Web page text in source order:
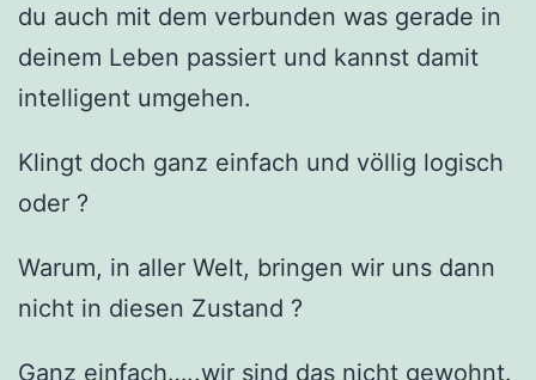
du auch mit dem verbunden was gerade in
deinem Leben passiert und kannst damit
intelligent umgehen.
Klingt doch ganz einfach und völlig logisch
oder ?
Warum, in aller Welt, bringen wir uns dann
nicht in diesen Zustand ?
Ganz einfach…..wir sind das nicht gewohnt.